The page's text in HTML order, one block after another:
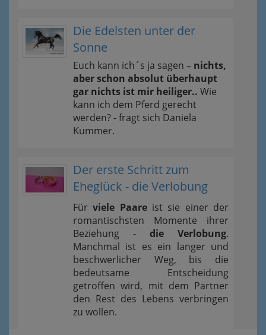
Die Edelsten unter der
Sonne
Euch kann ich´s ja sagen – nichts,
aber schon absolut überhaupt
gar nichts ist mir heiliger.. Wie
kann ich dem Pferd gerecht
werden? - fragt sich Daniela
Kummer.
Der erste Schritt zum
Eheglück - die Verlobung
Fürviele Paareist sie einer der
romantischsten Momente ihrer
Beziehung - die Verlobung.
Manchmal ist es ein langer und
beschwerlicher Weg, bis die
bedeutsame Entscheidung
getroffen wird, mit dem Partner
den Rest des Lebens verbringen
zu wollen.